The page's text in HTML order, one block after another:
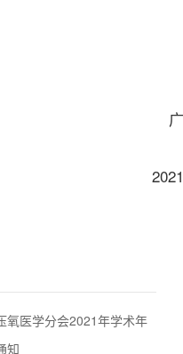
广
氧医学分会2021年学术年
知